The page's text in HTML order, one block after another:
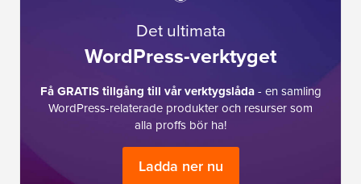
Det ultimata
WordPress-verktyget
Få GRATIS tillgång till vår verktygslåda- en samling
WordPress-relaterade produkter och resurser som
alla proffs bör ha!
Ladda ner nu